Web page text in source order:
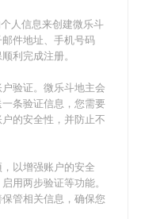
人信息来创建微乐斗
件地址、手机号码
利完成注册。
验证。 微乐斗地主会
条验证信息，您需要
的安全性，并防止不
以增强账户的安全
用两步验证等功能。
管相关信息，确保您